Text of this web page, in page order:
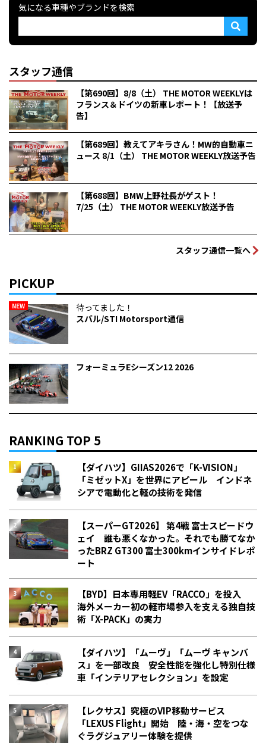
気になる車種やブランドを検索
スタッフ通信
【第690回】8/8（土） THE MOTOR WEEKLYは
フランス＆ドイツの新車レポート！【放送予
告】
【第689回】教えてアキラさん！MW的自動車ニ
ュース 8/1（土） THE MOTOR WEEKLY放送予告
【第688回】BMW上野社長がゲスト！
7/25（土） THE MOTOR WEEKLY放送予告
スタッフ通信一覧へ
PICKUP
NEW
待ってました！
スバル/STI Motorsport通信
フォーミュラEシーズン12 2026
RANKING TOP 5
【ダイハツ】GIIAS2026で「K-VISION」
「ミゼットX」を世界にアピール インドネ
シアで電動化と軽の技術を発信
【スーパーGT2026】 第4戦 富士スピードウ
ェイ 誰も悪くなかった。それでも勝てなか
った――BRZ GT300 富士300kmインサイドレポ
ート
【BYD】日本専用軽EV「RACCO」を投入
海外メーカー初の軽市場参入を支える独自技
術「X-PACK」の実力
【ダイハツ】「ムーヴ」「ムーヴ キャンバ
ス」を一部改良 安全性能を強化し特別仕様
車「インテリアセレクション」を設定
【レクサス】究極のVIP移動サービス
「LEXUS Flight」開始 陸・海・空をつな
ぐラグジュアリー体験を提供